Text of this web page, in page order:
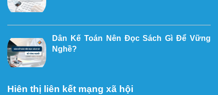
Dân Kế Toán Nên Đọc Sách Gì Để Vững
Nghề?
Hiên thị liên kết mạng xã hội